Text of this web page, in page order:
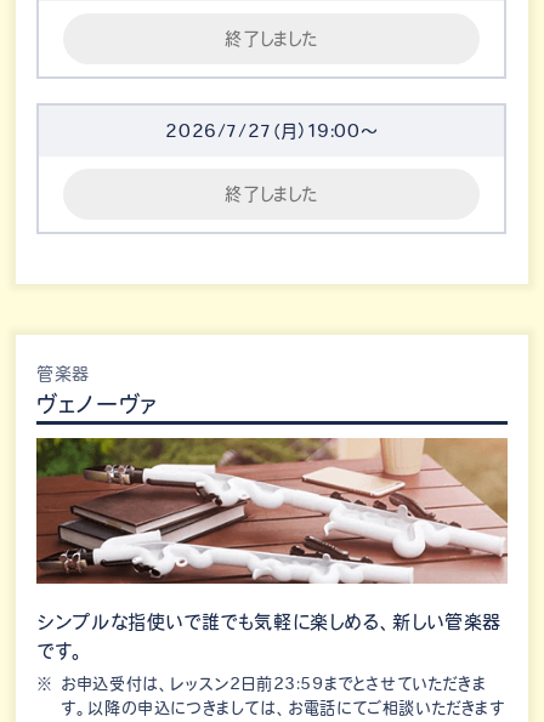
終了しました
2026/7/27（月）19:00～
終了しました
管楽器
ヴェノーヴァ
シンプルな指使いで誰でも気軽に楽しめる、新しい管楽器
です。
お申込受付は、レッスン2日前23:59までとさせていただきま
す。以降の申込につきましては、お電話にてご相談いただきます